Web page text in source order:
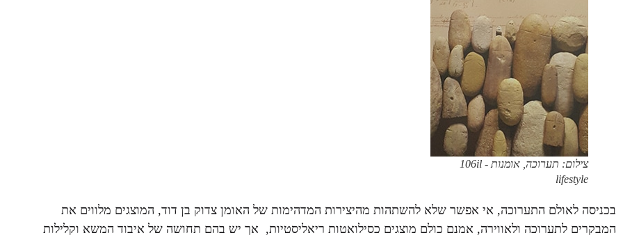
צילום: תערוכה, אומנות 106il -
lifestyle
בכניסה לאולם התערוכה, אי אפשר שלא להשתהות מהיצירות המדהימות של האומן צדוק בן דוד, המוצגים מלווים את
המבקרים לתערוכה ולאווירה, אמנם כולם מוצגים כסילואטות ריאליסטיות, אך יש בהם תחושה של איבוד המשא וקלילות